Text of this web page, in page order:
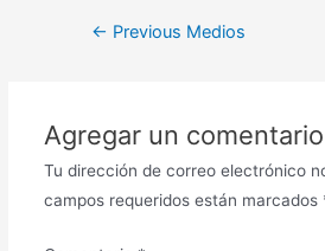
← Previous Medios
Agregar un comentario
Tu dirección de correo electrónico
campos requeridos están marcados